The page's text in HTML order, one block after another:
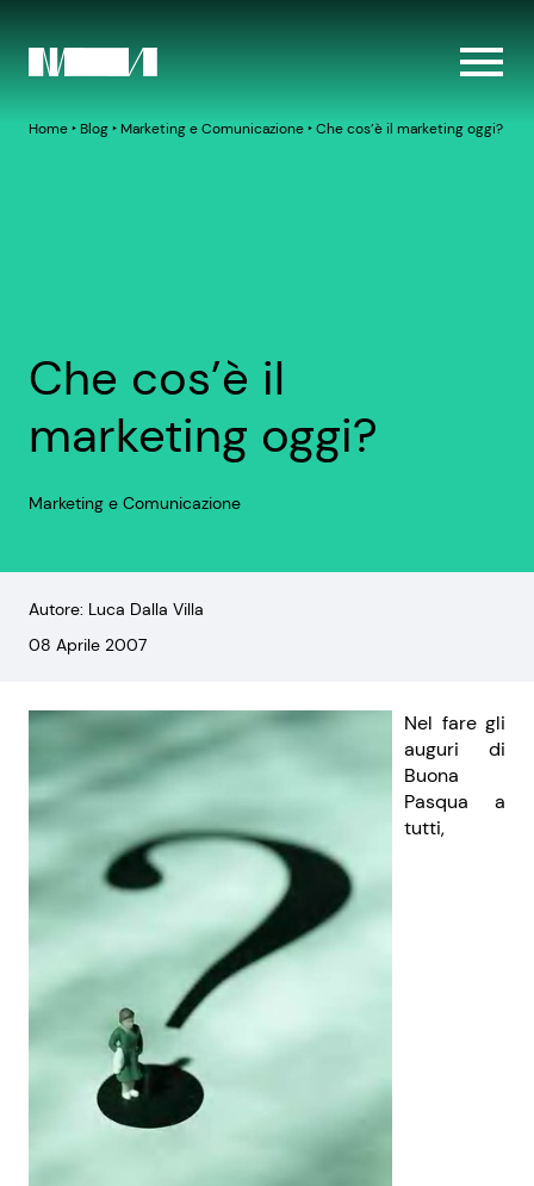
Home‣ Blog‣ Marketing e Comunicazione‣Che cos’è il marketing oggi?
Che cos’è il
marketing oggi?
Marketing e Comunicazione
Autore: Luca Dalla Villa
08 Aprile 2007
Nel fare gli
auguri di
Buona
Pasqua a
tutti,